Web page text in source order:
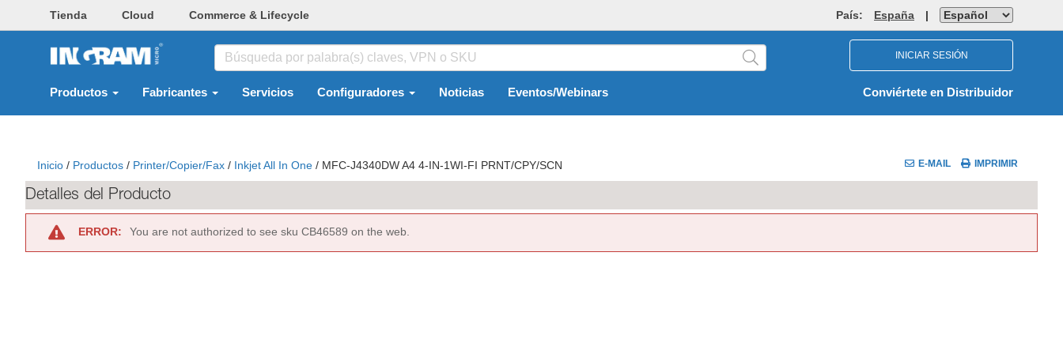
Tienda Cloud Commerce & Lifecycle País: España |
INICIAR SESIÓN
Productos Fabricantes Servicios Configuradores Noticias Eventos/Webinars Conviértete en Distribuidor
Inicio / Productos / Printer/copier/fax / Inkjet All In One / MFC-J4340DW A4 4-IN-1WI-FI PRNT/CPY/SCN E-MAIL IMPRIMIR
Detalles del Producto
ERROR: You are not authorized to see sku CB46589 on the web.